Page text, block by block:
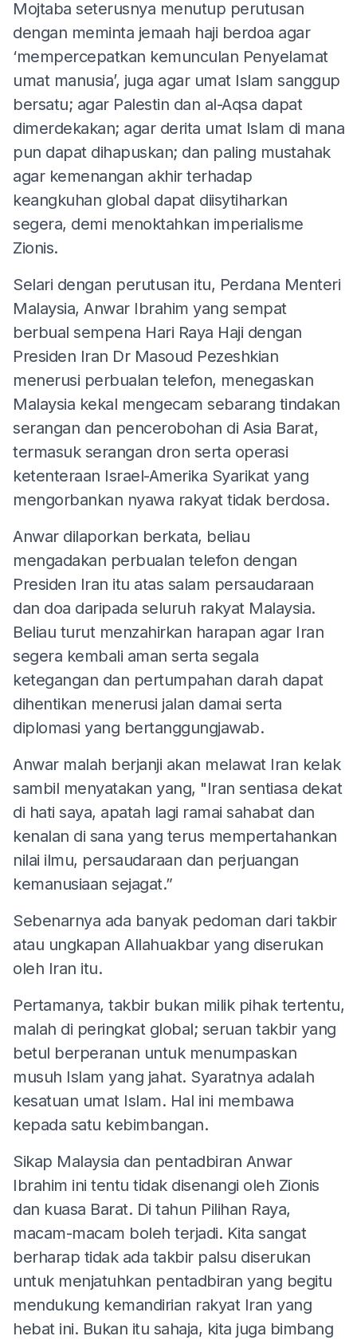
Mojtaba seterusnya menutup perutusan
dengan meminta jemaah haji berdoa agar
‘mempercepatkan kemunculan Penyelamat
umat manusia’, juga agar umat Islam sanggup
bersatu; agar Palestin dan al-Aqsa dapat
dimerdekakan; agar derita umat Islam di mana
pun dapat dihapuskan; dan paling mustahak
agar kemenangan akhir terhadap
keangkuhan global dapat diisytiharkan
segera, demi menoktahkan imperialisme
Zionis.
Selari dengan perutusan itu, Perdana Menteri
Malaysia, Anwar Ibrahim yang sempat
berbual sempena Hari Raya Haji dengan
Presiden Iran Dr Masoud Pezeshkian
menerusi perbualan telefon, menegaskan
Malaysia kekal mengecam sebarang tindakan
serangan dan pencerobohan di Asia Barat,
termasuk serangan dron serta operasi
ketenteraan Israel-Amerika Syarikat yang
mengorbankan nyawa rakyat tidak berdosa.
Anwar dilaporkan berkata, beliau
mengadakan perbualan telefon dengan
Presiden Iran itu atas salam persaudaraan
dan doa daripada seluruh rakyat Malaysia.
Beliau turut menzahirkan harapan agar Iran
segera kembali aman serta segala
ketegangan dan pertumpahan darah dapat
dihentikan menerusi jalan damai serta
diplomasi yang bertanggungjawab.
Anwar malah berjanji akan melawat Iran kelak
sambil menyatakan yang, "Iran sentiasa dekat
di hati saya, apatah lagi ramai sahabat dan
kenalan di sana yang terus mempertahankan
nilai ilmu, persaudaraan dan perjuangan
kemanusiaan sejagat.”
Sebenarnya ada banyak pedoman dari takbir
atau ungkapan Allahuakbar yang diserukan
oleh Iran itu.
Pertamanya, takbir bukan milik pihak tertentu,
malah di peringkat global; seruan takbir yang
betul berperanan untuk menumpaskan
musuh Islam yang jahat. Syaratnya adalah
kesatuan umat Islam. Hal ini membawa
kepada satu kebimbangan.
Sikap Malaysia dan pentadbiran Anwar
Ibrahim ini tentu tidak disenangi oleh Zionis
dan kuasa Barat. Di tahun Pilihan Raya,
macam-macam boleh terjadi. Kita sangat
berharap tidak ada takbir palsu diserukan
untuk menjatuhkan pentadbiran yang begitu
mendukung kemandirian rakyat Iran yang
hebat ini. Bukan itu sahaja, kita juga bimbang